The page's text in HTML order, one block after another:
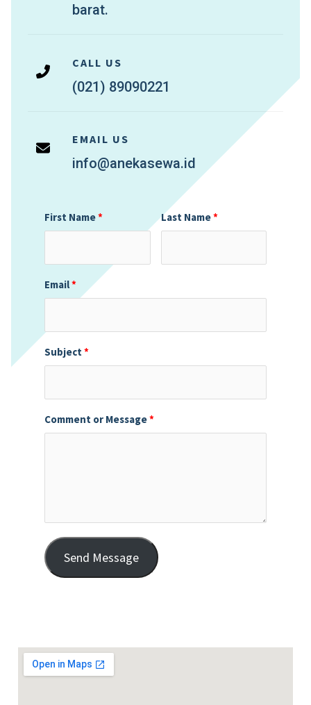
barat.
CALL US
(021) 89090221
EMAIL US
info@anekasewa.id
First Name Last Name
Email
Subject
Comment or Message
Send Message